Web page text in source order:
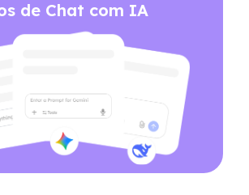
de Chat com IA